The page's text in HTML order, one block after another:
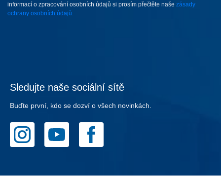
informací o zpracování osobních údajů si prosím přečtěte naše zásady
ochrany osobních údajů.
Sledujte naše sociální sítě
Buďte první, kdo se dozví o všech novinkách.